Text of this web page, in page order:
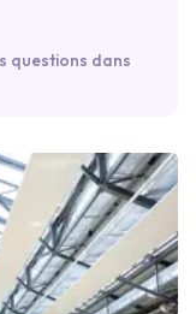
questions dans